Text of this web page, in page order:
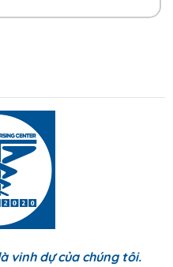
vinh dự của chúng tôi.